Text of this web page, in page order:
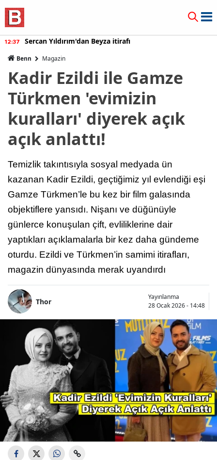
12:37 Sercan Yıldırım'dan Beyza itirafı
Benn Magazin
Kadir Ezildi ile Gamze
Türkmen 'evimizin
kuralları' diyerek açık
açık anlattı!
Temizlik takıntısıyla sosyal medyada ün
kazanan Kadir Ezildi, geçtiğimiz yıl evlendiği eşi
Gamze Türkmen’le bu kez bir film galasında
objektiflere yansıdı. Nişanı ve düğünüyle
günlerce konuşulan çift, evliliklerine dair
yaptıkları açıklamalarla bir kez daha gündeme
oturdu. Ezildi ve Türkmen’in samimi itirafları,
magazin dünyasında merak uyandırdı
Thor
Yayınlanma
28 Ocak 2026 - 14:48